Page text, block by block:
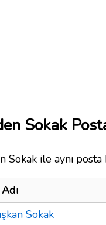
Sokak
Sokak ile aynı
Sokak